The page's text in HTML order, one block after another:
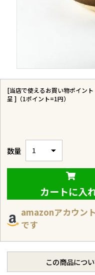
[当店で使えるお買い物ポイント
呈 ]（1ポイント=1円）
カートに入
amazonアカウン
です
この商品につ